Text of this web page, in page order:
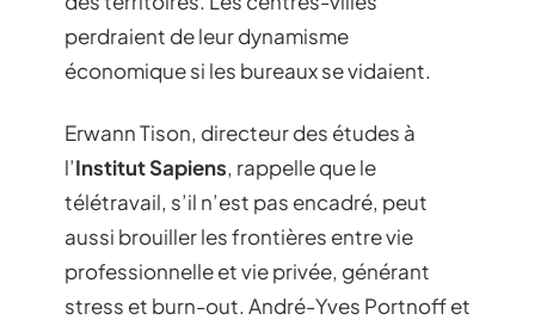
perdraient de leur dynamisme
économique si les bureaux se vidaient.
Erwann Tison, directeur des études à
l’Institut Sapiens, rappelle que le
télétravail, s’il n’est pas encadré, peut
aussi brouiller les frontières entre vie
professionnelle et vie privée, générant
stress et burn-out. André-Yves Portnoff et